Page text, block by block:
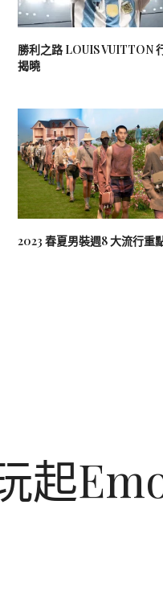
勝利之路 LOUIS VUITTON
揭曉
2023 春夏男裝週8 大流行重
起